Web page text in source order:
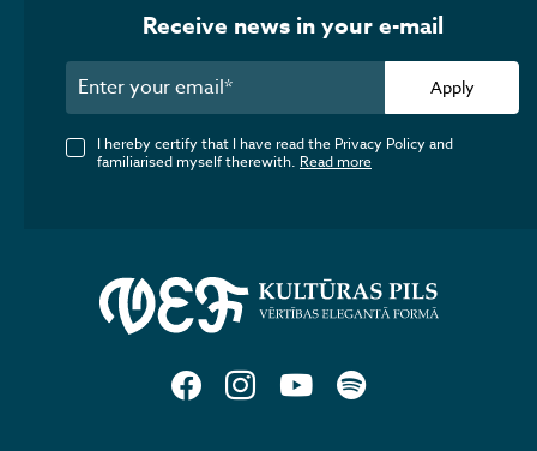
Receive news in your e-mail
Apply
I hereby certify that I have read the Privacy Policy and
familiarised myself therewith. Read more